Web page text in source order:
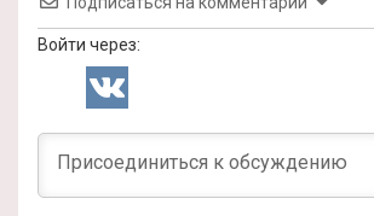
Войти через: